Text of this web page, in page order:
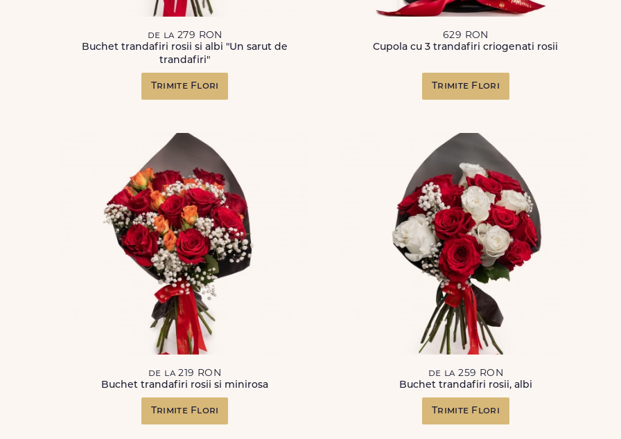
de la 279 RON
Buchet trandafiri rosii si albi "Un sarut de
trandafiri"
Trimite Flori
629 RON
Cupola cu 3 trandafiri criogenati rosii
Trimite Flori
de la 219 RON
Buchet trandafiri rosii si minirosa
Trimite Flori
de la 259 RON
Buchet trandafiri rosii, albi
Trimite Flori